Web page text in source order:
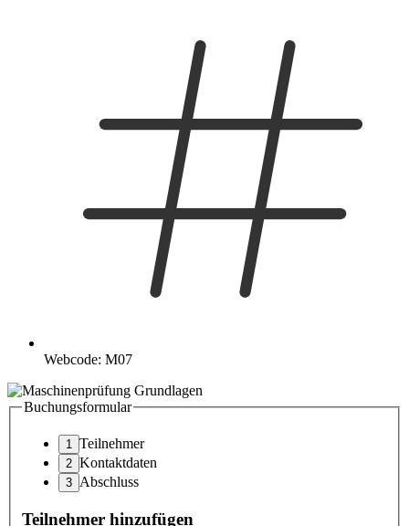
Webcode: M07
Buchungsformular
Teilnehmer
Kontaktdaten
Abschluss
Teilnehmer hinzufügen